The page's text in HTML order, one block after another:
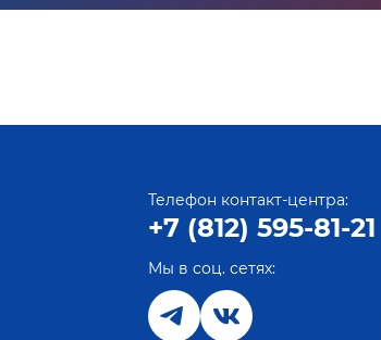
Телефон контакт-центра:
+7 (812) 595-81-21
Мы в соц. сетях: